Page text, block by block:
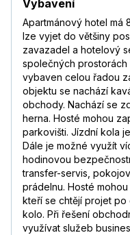
Vybavení
Apartmánový hotel má
lze vyjet do většiny
zavazadel a hotelový
společných prostorách
vybaven celou řadou
objektu se nachází
obchody. Nachází se
herna. Hosté mohou
parkovišti. Jízdní kola
Dále je možné využít
hodinovou
transfer-servis,
prádelnu. Hosté
kteří se chtějí projet po
kolo. Při řešení
využívat služeb